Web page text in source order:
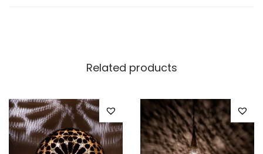
Related products